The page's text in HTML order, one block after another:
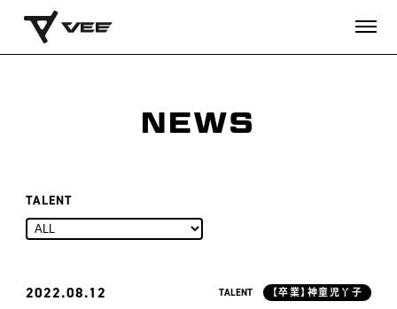
NEWS
TALENT
2022 08.12 TALENT 【卒業】神童児丫子